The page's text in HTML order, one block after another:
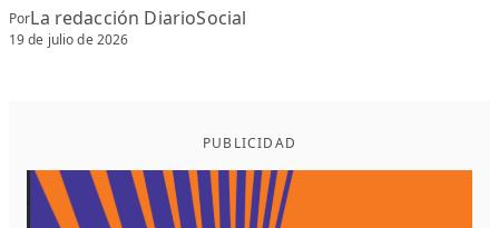
PorLa redacción DiarioSocial
19 de julio de 2026
PUBLICIDAD